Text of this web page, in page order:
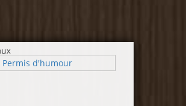
Permis d'humour